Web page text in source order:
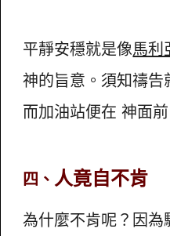
平靜安穩就是像馬利
神的旨意。須知禱告
而加油站便在 神面前
四 、 人竟自不肯
為什麼不肯呢？因為